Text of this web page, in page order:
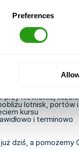
Preferences
się na swój
przy niewielkiej
lotnisk, portów
kursu
i terminowo
dziś , a